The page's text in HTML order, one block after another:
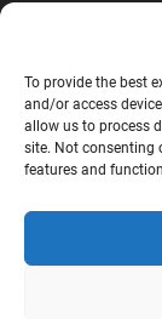
To provide the best
and/or access
allow us to process
site. Not consenting
features and
G